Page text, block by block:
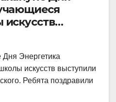
ТЭЦ-2 г.
Энергетика
искусств выступили
Ребята поздравили